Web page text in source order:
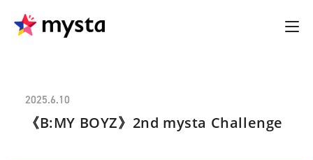
2025.6.10
《B:MY BOYZ》2nd mysta Challenge